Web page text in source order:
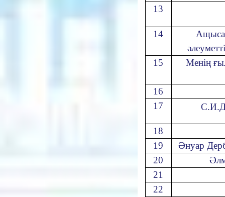
13
14
15
Менің
16
17
18
19
Әнуар
20
21
22